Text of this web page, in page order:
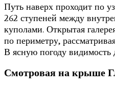
Путь наверх проходит по
262 ступеней между
куполами. Открытая
по периметру,
В ясную погоду видимость
Смотровая на крыше